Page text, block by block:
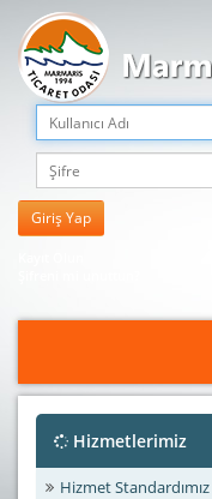
Hizmetlerimiz
Hizmet Standardımız